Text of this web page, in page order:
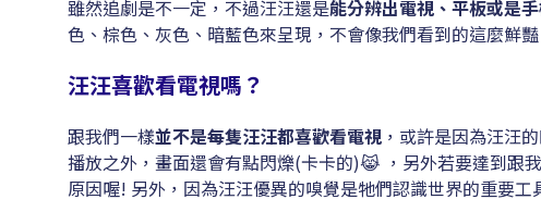
雖然追劇是不一定，不過汪汪還是能分辨出電視、平板或是
色、棕色、灰色、暗藍色來呈現，不會像我們看到的這麼鮮
汪汪喜歡看電視嗎？
跟我們一樣並不是每隻汪汪都喜歡看電視 ，或許是因為汪汪
播放之外，畫面還會有點閃爍(卡卡的)😹 ，另外若要達到跟
原因喔! 另外，因為汪汪優異的嗅覺是牠們認識世界的重要